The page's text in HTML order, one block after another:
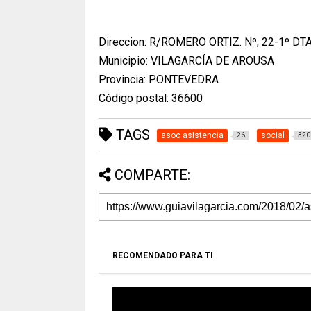
Direccion: R/ROMERO ORTIZ. Nº, 22-1º
Municipio: VILAGARCÍA DE AROUSA
Provincia: PONTEVEDRA
Código postal: 36600
TAGS asoc asistencia 26 social 320
COMPARTE:
RECOMENDADO PARA TI